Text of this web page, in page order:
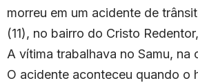
morreu em um acidente de
(11), no bairro do Cristo
A vítima trabalhava no Samu, na
O acidente aconteceu quando o